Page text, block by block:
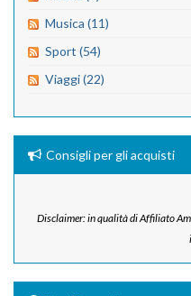
Musica (11)
Sport (54)
Viaggi (22)
Consigli per gli acquisti
Disclaimer: in qualità di Affiliato